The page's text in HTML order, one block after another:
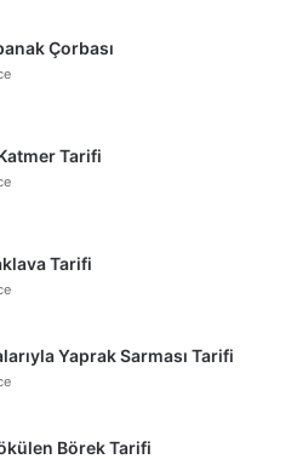
Çorbası
Tarifi
Tarifi
Yaprak Sarması Tarifi
Börek Tarifi